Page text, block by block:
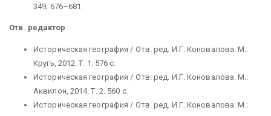
349; 676–681.
Отв. редактор
Историческая география / Отв. ред. И.Г. Коновалова. М.:
Кругъ, 2012. Т. 1. 576 c.
Историческая география / Отв. ред. И.Г. Коновалова. М.:
Аквилон, 2014. Т. 2. 560 с.
Историческая география / Отв. ред. И.Г. Коновалова. М.: